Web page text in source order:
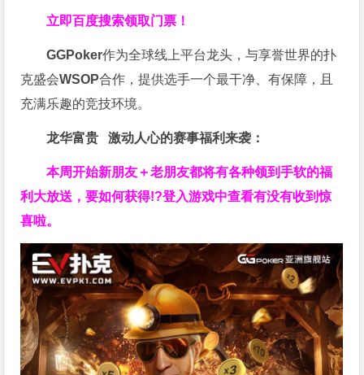
立即百度搜索领取门票！
GGPoker作为全球线上平台龙头，与享誉世界的扑
克盛会WSOP合作，提供选手一个最干净、有保障，且
充满乐趣的竞技环境。
龙华富贵 激动人心的赛事福利来袭：
本周开始新朋友＋老朋友都将有各种领到手软的福
利大放送，要如何获得!?登入游戏中查看有没有收到惊
喜啦。